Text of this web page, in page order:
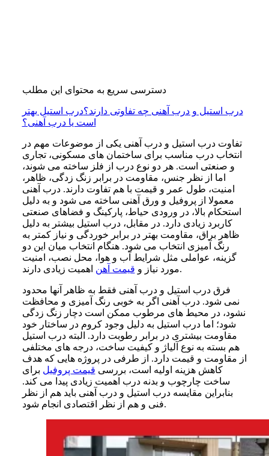
دسترسی سریع به محتوای این مطلب
درب استیل و درب آهنی چه تفاوتی دارند؟درب استیل بهتر
است یا درب آهنی؟
تفاوت درب استیل و درب آهنی یکی از موضوعات مهم در
انتخاب درب مناسب برای ساختمان های مسکونی، تجاری
و صنعتی است. هر دو نوع درب از فلز ساخته می شوند،
اما از نظر جنس، مقاومت در برابر زنگ زدگی، ظاهر،
امنیت، طول عمر و قیمت با هم تفاوت دارند. درب آهنی
معمولا از پروفیل و ورق آهنی ساخته می شود و به دلیل
استحکام بالا، در ورودی حیاط، پارکینگ و فضاهای صنعتی
کاربرد زیادی دارد. در مقابل، درب استیل بیشتر به دلیل
ظاهر براق، مقاومت بهتر در برابر خوردگی و نیاز کمتر به
رنگ آمیزی انتخاب می شود. هنگام انتخاب میان این دو
گزینه، عواملی مثل شرایط آب و هوا، محل نصب، امنیت
مورد نیاز و قیمت آهن اهمیت زیادی دارند.
فرق درب استیل و درب آهنی فقط به ظاهر آنها محدود
نمی شود. درب آهنی اگر به خوبی رنگ آمیزی و محافظت
نشود، در محیط های مرطوب ممکن است دچار زنگ زدگی
شود؛ اما درب استیل به دلیل وجود کروم در ساختار خود
مقاومت بیشتری در برابر رطوبت دارد. البته درب استیل
هم بسته به نوع آلیاژ و کیفیت ساخت، درجه های مختلفی
از مقاومت و قیمت دارد. از طرفی در پروژه هایی که هدف
کاهش هزینه اولیه است، بررسی قیمت پروفیل برای
ساخت چارچوب و بدنه درب اهمیت زیادی پیدا می کند.
بنابراین مقایسه درب استیل و درب آهنی باید هم از نظر
فنی و هم از نظر اقتصادی انجام شود.